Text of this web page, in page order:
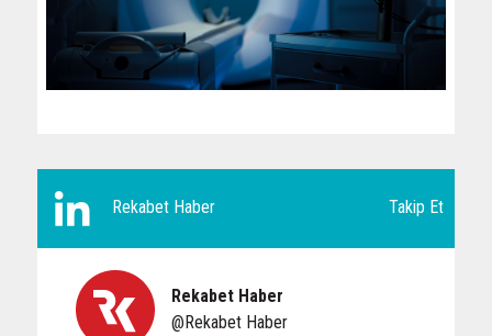
Rekabet Haber Takip Et
Rekabet Haber
@Rekabet Haber